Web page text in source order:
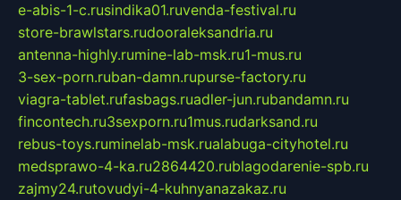
e-abis-1-c.rusindika01.ruvenda-festival.ru
store-brawlstars.rudooraleksandria.ru
antenna-highly.rumine-lab-msk.ru1-mus.ru
3-sex-porn.ruban-damn.rupurse-factory.ru
viagra-tablet.rufasbags.ruadler-jun.rubandamn.ru
fincontech.ru3sexporn.ru1mus.rudarksand.ru
rebus-toys.ruminelab-msk.rualabuga-cityhotel.ru
medsprawo-4-ka.ru2864420.rublagodarenie-spb.ru
zajmy24.rutovudyi-4-kuhnyanazakaz.ru